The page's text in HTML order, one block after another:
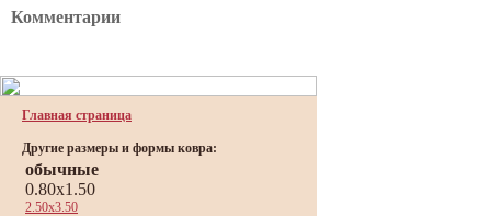
Комментарии
Главная страница
Другие размеры и формы ковра:
обычные
0.80x1.50
2.50x3.50